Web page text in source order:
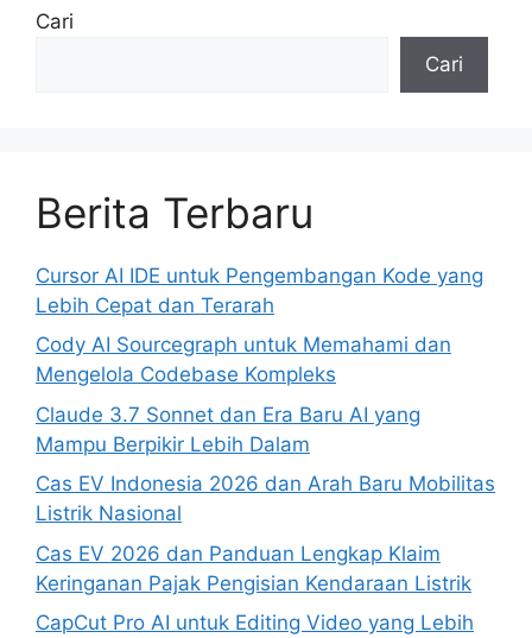
Cari
Cari
Berita Terbaru
Cursor AI IDE untuk Pengembangan Kode yang
Lebih Cepat dan Terarah
Cody AI Sourcegraph untuk Memahami dan
Mengelola Codebase Kompleks
Claude 3.7 Sonnet dan Era Baru AI yang
Mampu Berpikir Lebih Dalam
Cas EV Indonesia 2026 dan Arah Baru Mobilitas
Listrik Nasional
Cas EV 2026 dan Panduan Lengkap Klaim
Keringanan Pajak Pengisian Kendaraan Listrik
CapCut Pro AI untuk Editing Video yang Lebih